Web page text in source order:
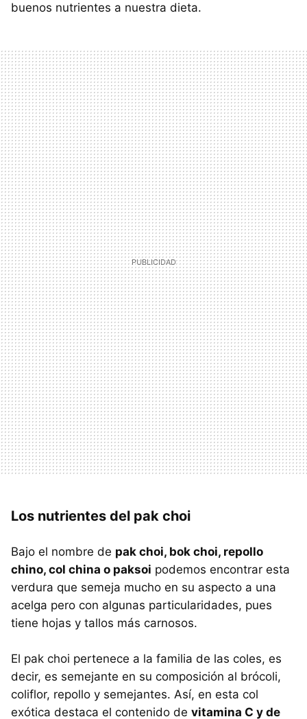
buenos nutrientes a nuestra dieta.
Los nutrientes del pak choi
Bajo el nombre de pak choi, bok choi, repollo
chino, col china o paksoi podemos encontrar esta
verdura que semeja mucho en su aspecto a una
acelga pero con algunas particularidades, pues
tiene hojas y tallos más carnosos.
El pak choi pertenece a la familia de las coles, es
decir, es semejante en su composición al brócoli,
coliflor, repollo y semejantes. Así, en esta col
exótica destaca el contenido de vitamina C y de